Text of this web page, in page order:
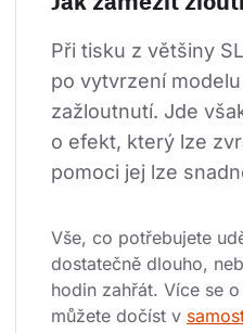
Při tisku z většiny
po vytvrzení
zažloutnutí. Jde
o efekt, který lze
pomoci jej lze
Vše, co potřebujete
dostatečně dlouho,
hodin zahřát. Více se
můžete dočíst v